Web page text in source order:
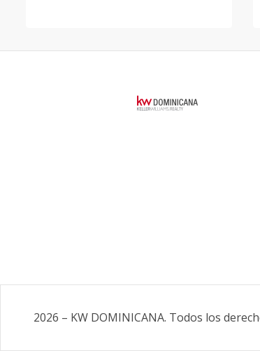
2026 – KW DOMINICANA. Todos los